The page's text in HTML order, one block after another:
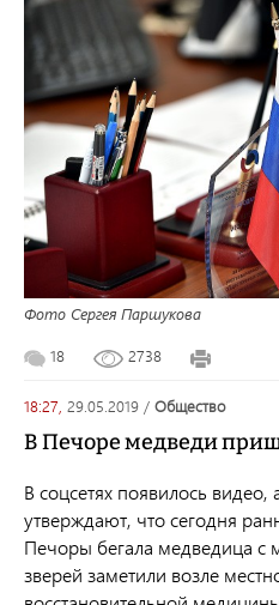
Фото Сергея Паршукова
18 2738
18:27, 29.05.2019 / общество
В Печоре медведи
В соцсетях появилось видео,
утверждают, что сегодня
Печоры бегала медведица с
зверей заметили возле